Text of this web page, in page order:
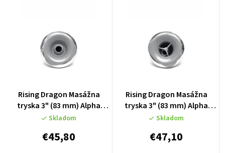
Rising Dragon Masážna
tryska 3" (83 mm) Alpha
Directional - Stainless Steel
Skladom
€45,80
Rising Dragon Masážna
tryska 3" (83 mm) Alpha
Single Pulse - Stainless
Skladom
€47,10